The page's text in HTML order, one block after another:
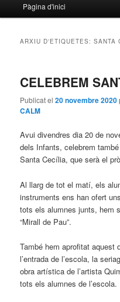
principal
Aneu
principal
Aneu
secundari
Pàgina d'inici
ARXIU D'ETIQUETES:SANTA
CELEBREM
Publicat el20 novembre 2020
CALM
Avui divendres dia 20 de
dels Infants, celebrem
Santa Cecília, que serà el
Al llarg de tot el matí, els
instruments ens han ofert
tots els alumnes junts, hem
“Mirall de Pau”.
També hem aprofitat aquest
l’entrada de l’escola, la
obra artística de l’artista
tots els alumnes de l’escola.